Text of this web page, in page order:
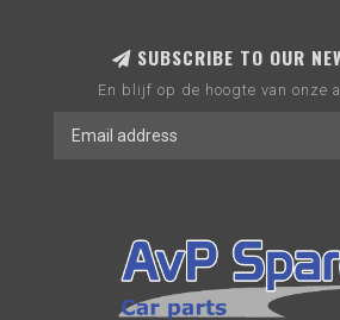
SUBSCRIBE TO OUR
En blijf op de hoogte van onze